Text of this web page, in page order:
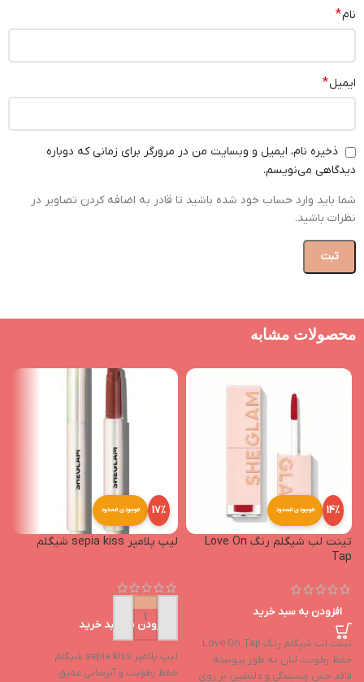
نام*
ایمیل*
ذخیره نام، ایمیل و وبسایت من در مرورگر برای زمانی که دوباره
دیدگاهی می‌نویسم.
شما باید وارد حساب خود شده باشید تا قادر به اضافه کردن تصاویر در
نظرات باشید.
محصولات مشابه
موجودی محدود 14%
تینت لب شیگلم رنگ Love On
Tap
افزودن به سبد خرید
تینت لب شیگلم رنگ Love On Tap
حفظ رطوبت لبان به طور پیوسته
فاقد حس چسبندگی و دلنشین بر روی
موجودی محدود 17%
لیپ پلامپر sepia kiss شیگلم
افزودن به سبد خرید
لیپ پلامپر sepia kiss شیگلم
حفظ رطوبت و آبرسانی عمیق